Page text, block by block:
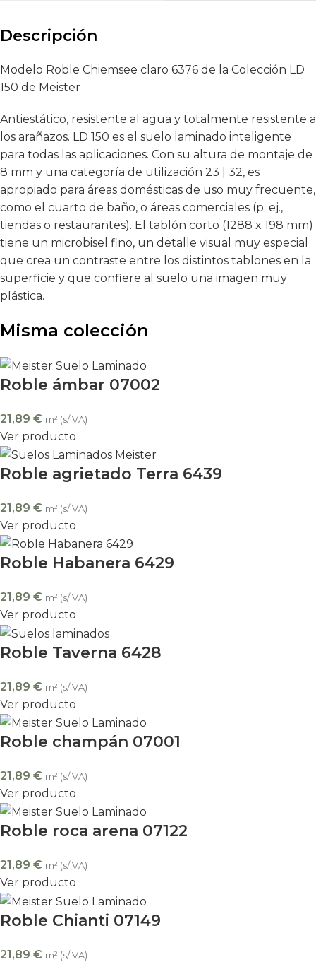
Descripción
Modelo Roble Chiemsee claro 6376 de la Colección LD
150 de Meister
Antiestático, resistente al agua y totalmente resistente a
los arañazos. LD 150 es el suelo laminado inteligente
para todas las aplicaciones. Con su altura de montaje de
8 mm y una categoría de utilización 23 | 32, es
apropiado para áreas domésticas de uso muy frecuente,
como el cuarto de baño, o áreas comerciales (p. ej.,
tiendas o restaurantes). El tablón corto (1288 x 198 mm)
tiene un microbisel fino, un detalle visual muy especial
que crea un contraste entre los distintos tablones en la
superficie y que confiere al suelo una imagen muy
plástica.
Misma colección
Roble ámbar 07002
21,89 € m² (s/IVA)
Ver producto
Roble agrietado Terra 6439
21,89 € m² (s/IVA)
Ver producto
Roble Habanera 6429
21,89 € m² (s/IVA)
Ver producto
Roble Taverna 6428
21,89 € m² (s/IVA)
Ver producto
Roble champán 07001
21,89 € m² (s/IVA)
Ver producto
Roble roca arena 07122
21,89 € m² (s/IVA)
Ver producto
Roble Chianti 07149
21,89 € m² (s/IVA)